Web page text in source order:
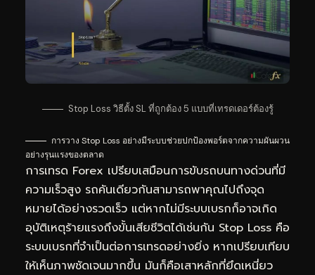
Stop Loss วิธีตั้ง SL ที่ถูกต้อง 5 แบบที่เทรดเดอร์ต้องรู้
การวาง Stop Loss อย่างมีระบบช่วยปกป้องพอร์ตจากความผันผวน
อย่างรุนแรงของตลาด
การเทรด Forex เปรียบเสมือนการขับรถบนทางด่วนที่มี
ความเร็วสูง รถคันเดียวกันสามารถพาคุณไปถึงจุด
หมายได้อย่างรวดเร็ว แต่หากไม่มีระบบเบรกก็อาจเกิด
อุบัติเหตุร้ายแรงถึงขั้นเสียชีวิตได้เช่นกัน Stop Loss คือ
ระบบเบรกที่จำเป็นต่อการเทรดอย่างยิ่ง หากเปรียบเทียบ
ให้เห็นภาพชัดเจนมากขึ้น มันก็คือเสาหลักที่ยึดเหนี่ยว